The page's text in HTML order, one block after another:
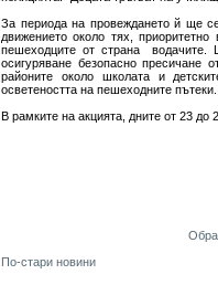
За периода на провеждането й ще
движението около тях,
пешеходците от страна водачите.
осигуряване безопасно пресичане
районите около школата и
осветеността на пешеходните пътеки.
В рамките на акцията, дните от 23 до
По-стари новини